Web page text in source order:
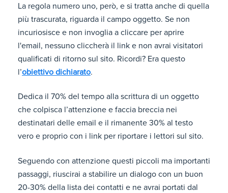
La regola numero uno, però, e si tratta anche di quella
più trascurata, riguarda il campo oggetto. Se non
incuriosisce e non invoglia a cliccare per aprire
l'email, nessuno cliccherà il link e non avrai visitatori
qualificati di ritorno sul sito. Ricordi? Era questo
l’obiettivo dichiarato.
Dedica il 70% del tempo alla scrittura di un oggetto
che colpisca l’attenzione e faccia breccia nei
destinatari delle email e il rimanente 30% al testo
vero e proprio con i link per riportare i lettori sul sito.
Seguendo con attenzione questi piccoli ma importanti
passaggi, riuscirai a stabilire un dialogo con un buon
20-30% della lista dei contatti e ne avrai portati dal